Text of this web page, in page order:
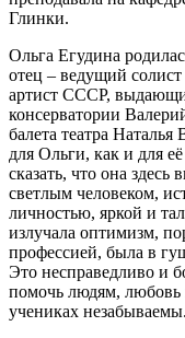
Глинки.
Ольга Егудина
отец – ведущий
артист СССР,
консерватории
балета театра
для Ольги, как и для
сказать, что она
светлым человеком,
личностью, яркой и
излучала оптимизм,
профессией, была в
Это несправедливо и
помочь людям, любовь
учениках